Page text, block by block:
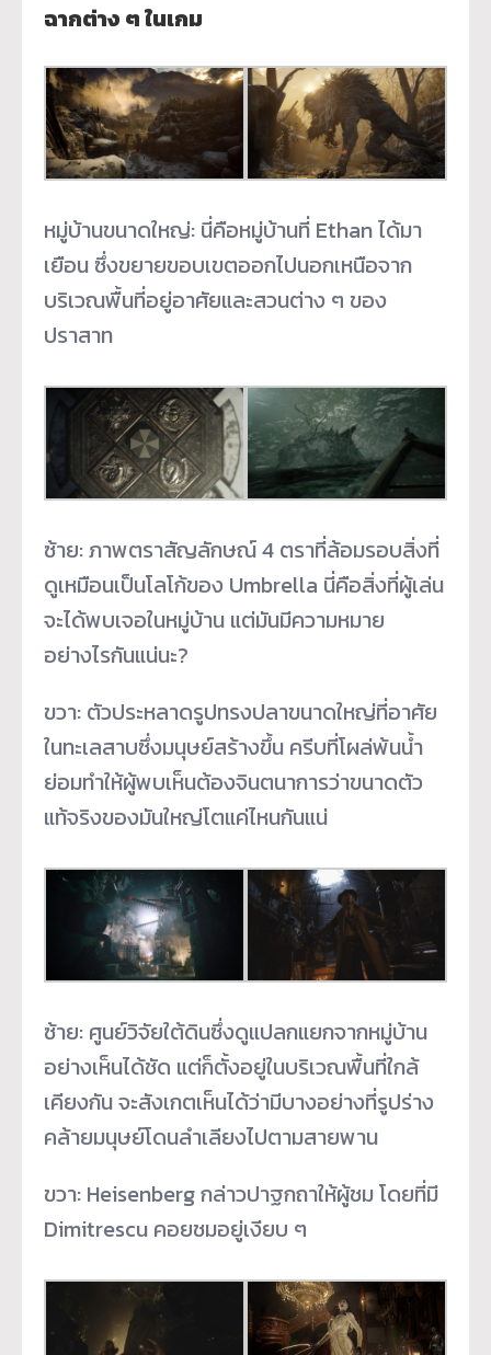
ฉากต่าง ๆ ในเกม
หมู่บ้านขนาดใหญ่: นี่คือหมู่บ้านที่ Ethan ได้มา
เยือน ซึ่งขยายขอบเขตออกไปนอกเหนือจาก
บริเวณพื้นที่อยู่อาศัยและสวนต่าง ๆ ของ
ปราสาท
ซ้าย: ภาพตราสัญลักษณ์ 4 ตราที่ล้อมรอบสิ่งที่
ดูเหมือนเป็นโลโก้ของ Umbrella นี่คือสิ่งที่ผู้เล่น
จะได้พบเจอในหมู่บ้าน แต่มันมีความหมาย
อย่างไรกันแน่นะ?
ขวา: ตัวประหลาดรูปทรงปลาขนาดใหญ่ที่อาศัย
ในทะเลสาบซึ่งมนุษย์สร้างขึ้น ครีบที่โผล่พ้นน้ำ
ย่อมทำให้ผู้พบเห็นต้องจินตนาการว่าขนาดตัว
แท้จริงของมันใหญ่โตแค่ไหนกันแน่
ซ้าย: ศูนย์วิจัยใต้ดินซึ่งดูแปลกแยกจากหมู่บ้าน
อย่างเห็นได้ชัด แต่ก็ตั้งอยู่ในบริเวณพื้นที่ใกล้
เคียงกัน จะสังเกตเห็นได้ว่ามีบางอย่างที่รูปร่าง
คล้ายมนุษย์โดนลำเลียงไปตามสายพาน
ขวา: Heisenberg กล่าวปาฐกถาให้ผู้ชม โดยที่มี
Dimitrescu คอยชมอยู่เงียบ ๆ